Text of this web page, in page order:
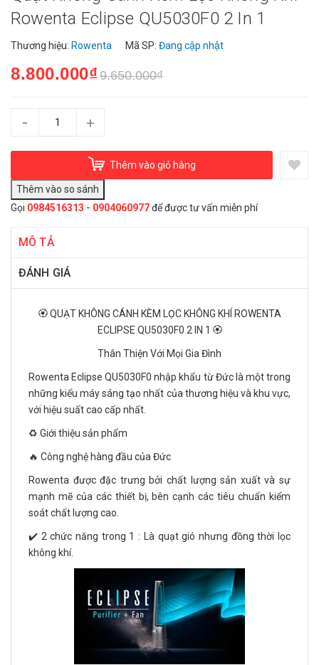
Rowenta Eclipse QU5030F0 2 In 1
Thương hiệu: Rowenta Mã SP: Đang cập nhật
8.800.000₫9.650.000₫
- +
Thêm vào giỏ hàng
Gọi 0984516313 - 0904060977để được tư vấn miễn phí
MÔ TẢ
ĐÁNH GIÁ
🏵️ QUẠT KHÔNG CÁNH KÈM LỌC KHÔNG KHÍ ROWENTA
ECLIPSE QU5030F0 2 IN 1 🏵️
Thân Thiện Với Mọi Gia Đình
Rowenta Eclipse QU5030F0 nhập khẩu từ Đức là một trong
những kiểu máy sáng tạo nhất của thương hiệu và khu vực,
với hiệu suất cao cấp nhất.
♻️ Giới thiệu sản phẩm
🔥 Công nghệ hàng đầu của Đức
Rowenta được đặc trưng bởi chất lượng sản xuất và sự
mạnh mẽ của các thiết bị, bên cạnh các tiêu chuẩn kiểm
soát chất lượng cao.
✔️ 2 chức năng trong 1 : Là quạt gió nhưng đồng thời lọc
không khí.